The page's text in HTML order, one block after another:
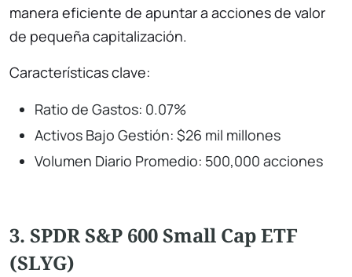
manera eficiente de apuntar a acciones de valor
de pequeña capitalización.
Características clave:
Ratio de Gastos: 0.07%
Activos Bajo Gestión: $26 mil millones
Volumen Diario Promedio: 500,000 acciones
3. SPDR S&P 600 Small Cap ETF
(SLYG)